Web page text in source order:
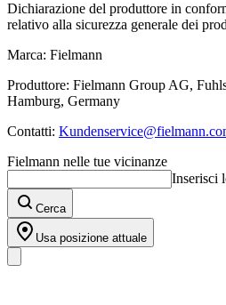
Dichiarazione del produttore in
relativo alla sicurezza generale dei
Marca: Fielmann
Produttore: Fielmann Group AG,
Hamburg, Germany
Contatti:
Fielmann nelle tue vicinanze
Inserisci
Cerca
Usa posizione attuale